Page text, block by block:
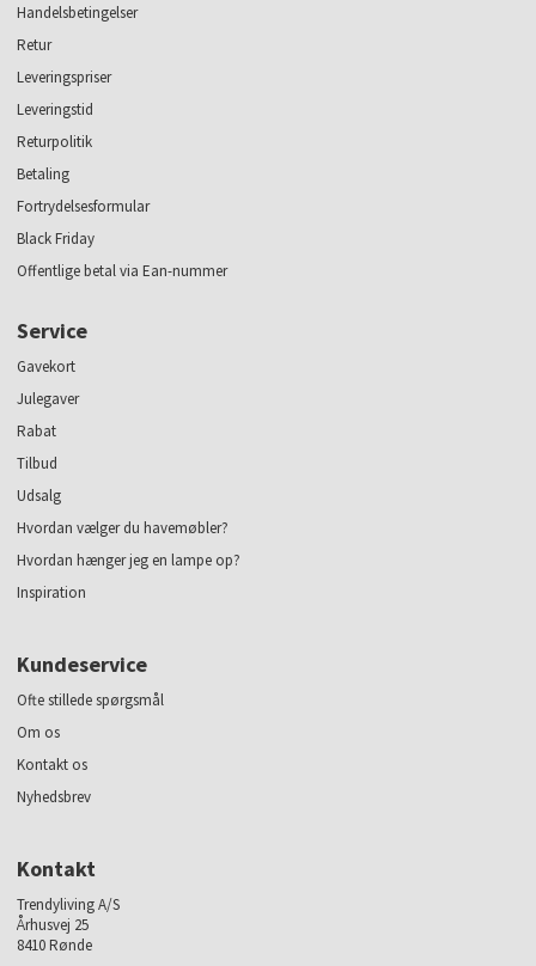
Handelsbetingelser
Retur
Leveringspriser
Leveringstid
Returpolitik
Betaling
Fortrydelsesformular
Black Friday
Offentlige betal via Ean-nummer
Service
Gavekort
Julegaver
Rabat
Tilbud
Udsalg
Hvordan vælger du havemøbler?
Hvordan hænger jeg en lampe op?
Inspiration
Kundeservice
Ofte stillede spørgsmål
Om os
Kontakt os
Nyhedsbrev
Kontakt
Trendyliving A/S
Århusvej 25
8410 Rønde